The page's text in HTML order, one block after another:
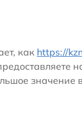
как https://